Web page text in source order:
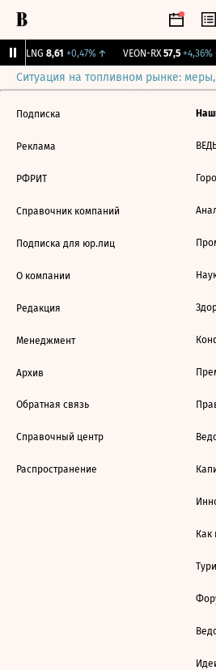
BLNG 8,61 +0,47%↑ VEON-RX 57,5 +4,36%
Ситуация на топливном рынке: меры,
Подписка
Реклама
РФРИТ
Справочник компаний
Подписка для юр.лиц
О компании
Редакция
Менеджмент
Архив
Обратная связь
Справочный центр
Распространение
Как